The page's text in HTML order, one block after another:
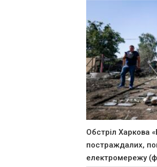
Обстріл Харкова
постраждалих,
електромережу